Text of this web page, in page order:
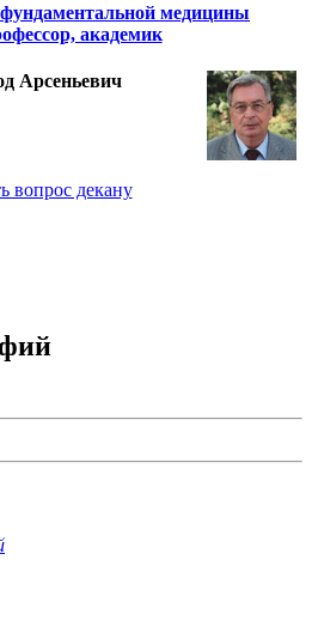
медицины
академик
Арсеньевич
вопрос декану